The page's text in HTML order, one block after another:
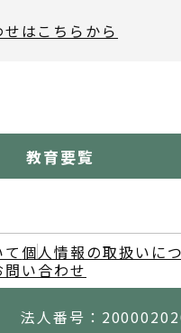
はこちらから
教育要覧
個人情報の取扱いに
問い合わせ
法人番号：